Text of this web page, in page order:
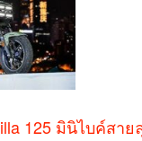
125 มินิไบค์สา